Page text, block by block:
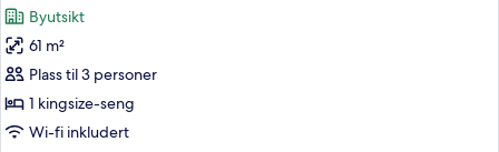
King)
bildene
av
Suite,
1
kingsize-
Byutsikt
61 m²
Plass til 3 personer
1 kingsize-seng
Wi-fi inkludert